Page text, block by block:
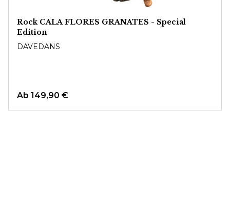
Rock CALA FLORES GRANATES - Special
Edition
DAVEDANS
Ab 149,90 €